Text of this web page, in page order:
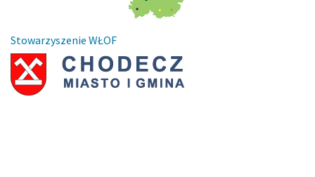
Stowarzyszenie WŁOF